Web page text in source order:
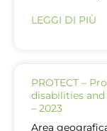
LEGGI DI PIÙ
PROTECT –
disabilities
– 2023
Area